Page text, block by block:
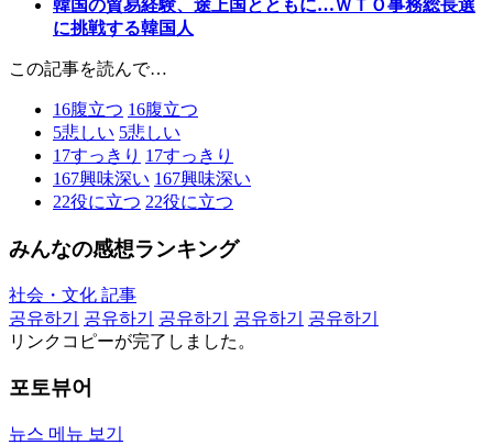
韓国の貿易経験、途上国とともに…ＷＴＯ事務総長選
に挑戦する韓国人
この記事を読んで…
16腹立つ 16腹立つ
5悲しい 5悲しい
17すっきり 17すっきり
167興味深い 167興味深い
22役に立つ 22役に立つ
みんなの感想ランキング
社会・文化 記事
공유하기
공유하기 공유하기 공유하기
공유하기
リンクコピーが完了しました。
포토뷰어
뉴스 메뉴 보기